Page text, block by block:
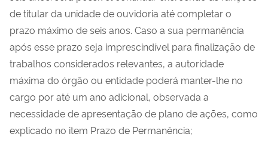
de titular da unidade de ouvidoria até completar o
prazo máximo de seis anos. Caso a sua permanência
após esse prazo seja imprescindível para finalização de
trabalhos considerados relevantes, a autoridade
máxima do órgão ou entidade poderá manter-lhe no
cargo por até um ano adicional, observada a
necessidade de apresentação de plano de ações, como
explicado no item Prazo de Permanência;